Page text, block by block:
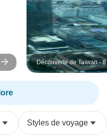
Découverte de Taïwan -
Styles de voyage